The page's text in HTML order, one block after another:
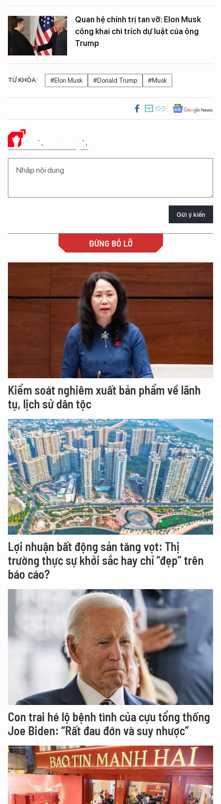
Quan hệ chính trị tan vỡ: Elon Musk
công khai chỉ trích dự luật của ông
Trump
TỪ KHÓA: #Elon Musk #Donald Trump #Musk
Ý KIẾN CỦA BẠN
Gửi ý kiến
ĐỪNG BỎ LỠ
Kiểm soát nghiêm xuất bản phẩm về lãnh
tụ, lịch sử dân tộc
Lợi nhuận bất động sản tăng vọt: Thị
trường thực sự khởi sắc hay chỉ “đẹp” trên
báo cáo?
Con trai hé lộ bệnh tình của cựu tổng thống
Joe Biden: “Rất đau đớn và suy nhược”